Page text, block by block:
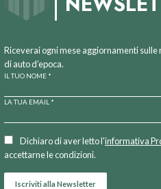
Riceverai ogni mese aggiornamenti
di auto d’epoca.
IL TUO NOME *
LA TUA EMAIL *
Dichiaro di aver letto l'informativa
accettarne le condizioni.